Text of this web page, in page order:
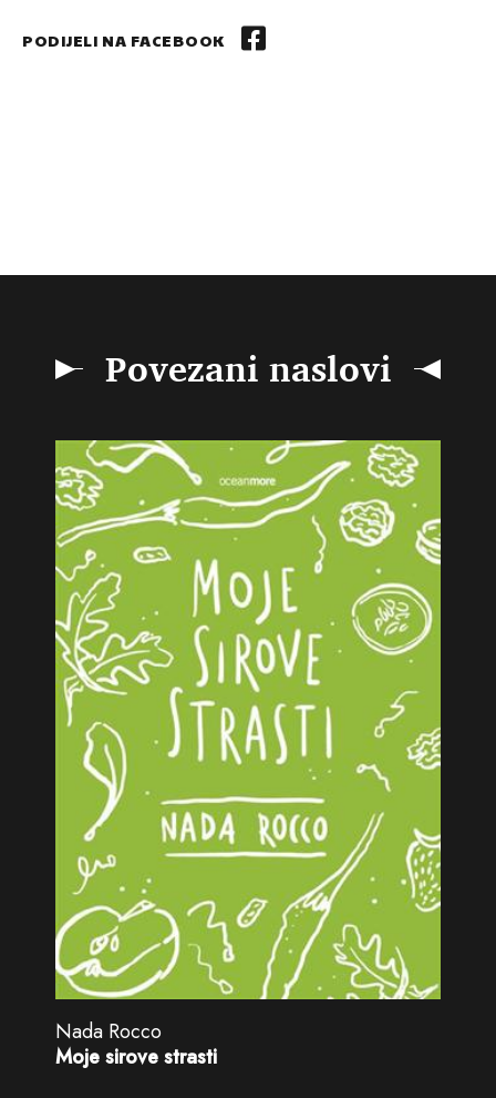
PODIJELI NA FACEBOOK
Povezani naslovi
Nada Rocco
Moje sirove strasti